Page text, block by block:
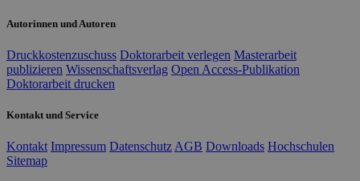
Autorinnen und Autoren
Druckkostenzuschuss Doktorarbeit verlegen Masterarbeit
publizieren Wissenschaftsverlag Open Access-Publikation
Doktorarbeit drucken
Kontakt und Service
Kontakt Impressum Datenschutz AGB Downloads Hochschulen
Sitemap